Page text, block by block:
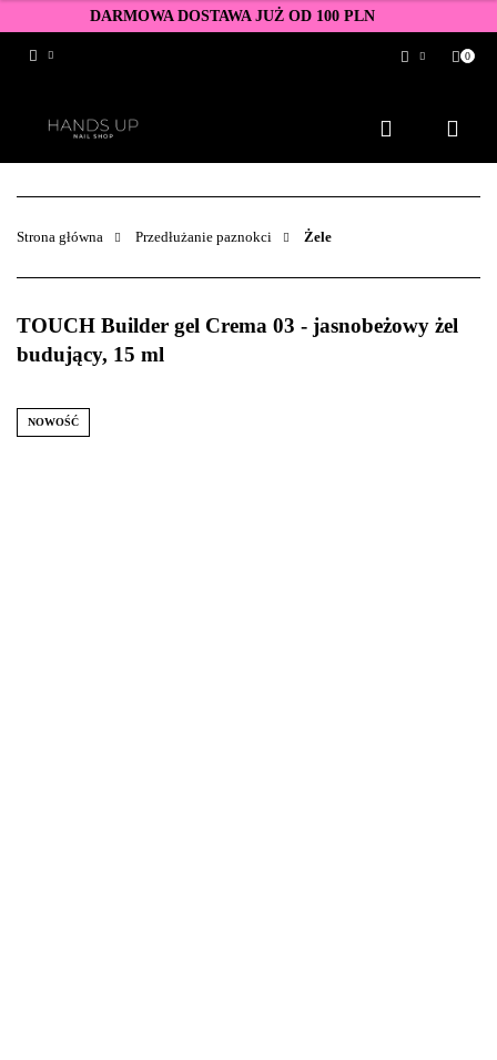
DARMOWA DOSTAWA JUŻ OD 100 PLN
Zarejestruj się
Dodaj zgłoszenie
Zgody cookies
0
Strona główna Przedłużanie paznokci Żele
TOUCH Builder gel Crema 03 - jasnobeżowy żel
budujący, 15 ml
NOWOŚĆ